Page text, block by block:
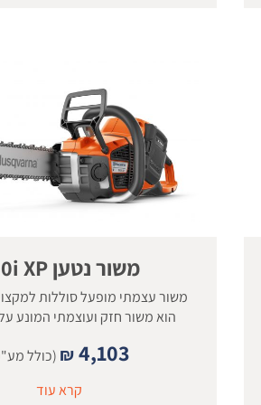
משור נטען 540i XP
הוא משור חזק ועוצמתי המונע
₪4,103
(כולל
קרא עוד